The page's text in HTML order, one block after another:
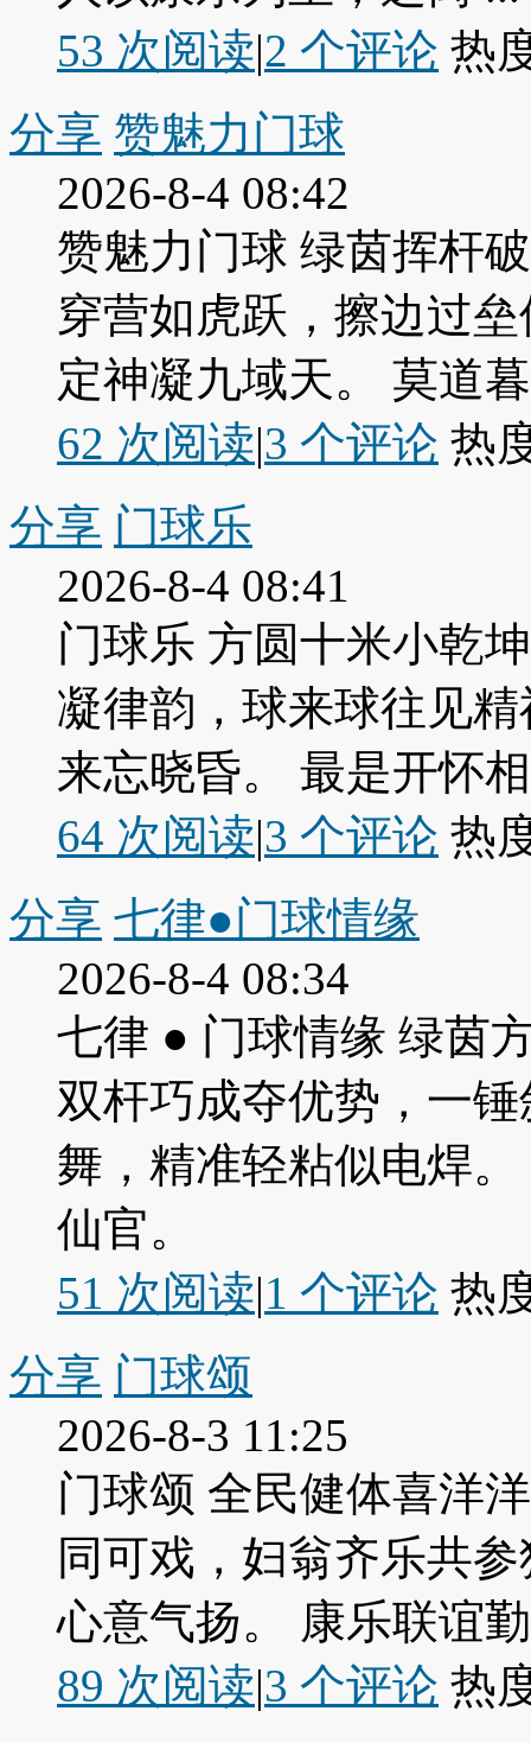
53 次阅读|2 个评论 热
分享 赞魅力门球
2026-8-4 08:42
赞魅力门球 绿茵挥杆
穿营如虎跃，擦边过
定神凝九域天。 莫道
62 次阅读|3 个评论 热
分享 门球乐
2026-8-4 08:41
门球乐 方圆十米小乾
凝律韵，球来球往见
来忘晓昏。 最是开怀
64 次阅读|3 个评论 热
分享 七律●门球情缘
2026-8-4 08:34
七律 ● 门球情缘 绿茵
双杆巧成夺优势，一
舞，精准轻粘似电焊
仙官。
51 次阅读|1 个评论 热
分享 门球颂
2026-8-3 11:25
门球颂 全民健体喜洋
同可戏，妇翁齐乐共
心意气扬。 康乐联谊
89 次阅读|3 个评论 热